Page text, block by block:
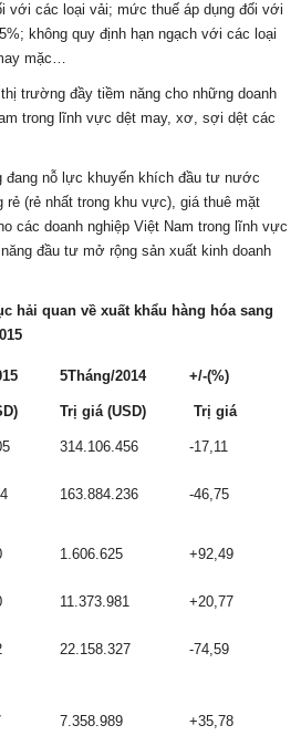
với các loại vải; mức thuế áp dụng đối với
không quy định hạn ngạch với các loại
mặc…
trường đầy tiềm năng cho những doanh
trong lĩnh vực dệt may, xơ, sợi dệt các
đang nỗ lực khuyến khích đầu tư nước
rẻ (rẻ nhất trong khu vực), giá thuê mặt
các doanh nghiệp Việt Nam trong lĩnh vực
đầu tư mở rộng sản xuất kinh doanh
hải quan về xuất khẩu hàng hóa sang
5Tháng/2014 +/-(%)
Trị giá (USD) Trị giá
314.106.456 -17,11
163.884.236 -46,75
1.606.625 +92,49
11.373.981 +20,77
22.158.327 -74,59
7.358.989 +35,78